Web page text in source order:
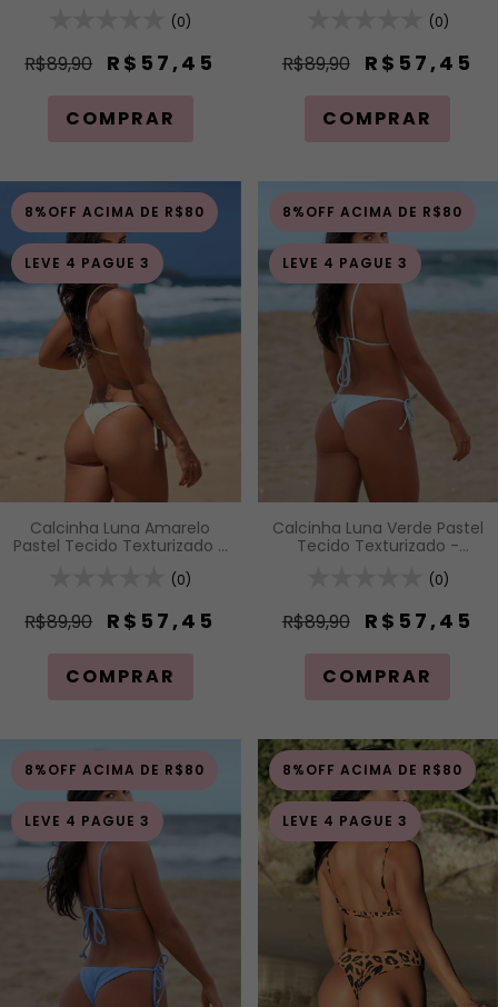
Amarração Lateral
(0)
R$89,90 R$57,45
COMPRAR
Amarração Lateral
(0)
R$89,90 R$57,45
COMPRAR
8%OFF ACIMA DE R$80
LEVE 4 PAGUE 3
Calcinha Luna Amarelo
Pastel Tecido Texturizado -
Amarração Lateral
(0)
R$89,90 R$57,45
COMPRAR
8%OFF ACIMA DE R$80
LEVE 4 PAGUE 3
Calcinha Luna Verde Pastel
Tecido Texturizado -
Amarração Lateral
(0)
R$89,90 R$57,45
COMPRAR
8%OFF ACIMA DE R$80
LEVE 4 PAGUE 3
8%OFF ACIMA DE R$80
LEVE 4 PAGUE 3